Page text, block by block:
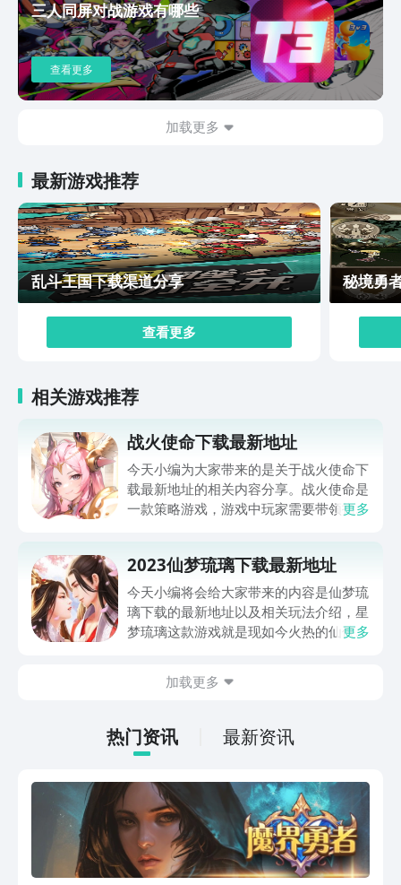
以便得到更加强力的队友，这些对冒险进程倒是很有帮助
的。游戏里面的人设造型十分符合现代玩家对视觉要求的
审美， 造型Q萌有趣， 王家也可以根据自己的需求，或
是一步一步的升级，或是选择离线推图一夜变强，小小勇
者下载适合多种人群试玩，游戏中的道具和关卡奖励系统
也较为丰富，是一款能轻松上手的游戏。
三人同屏对战游戏有哪些
查看更多
加载更多
最新游戏推荐
乱斗王国下载渠道分享
查看更多
秘境勇
相关游戏推荐
战火使命下载最新地址
今天小编为大家带来的是关于战火使命下
载最新地址的相关内容分享。战火使命是
一款策略游戏，游戏中玩家需要带领指挥
发挥自己独特的才华，以下是战火使命最
新的下载地址链接，感兴趣地小伙伴来下
载玩玩看吧。
更多
2023仙梦琉璃下载最新地址
今天小编将会给大家带来的内容是仙梦琉
璃下载的最新地址以及相关玩法介绍，星
梦琉璃这款游戏就是现如今火热的仙侠类
美，能让玩家带入到游戏中的仙侠世界中
这款游戏的内容，大家不妨来看一看。
更多
加载更多
热门资讯 最新资讯